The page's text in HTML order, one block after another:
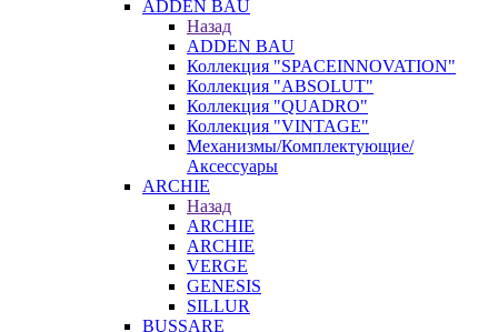
ADDEN BAU
Назад
ADDEN BAU
Коллекция "SPACEINNOVATION"
Коллекция "ABSOLUT"
Коллекция "QUADRO"
Коллекция "VINTAGE"
Механизмы/Комплектующие/
Аксессуары
ARCHIE
Назад
ARCHIE
ARCHIE
VERGE
GENESIS
SILLUR
BUSSARE